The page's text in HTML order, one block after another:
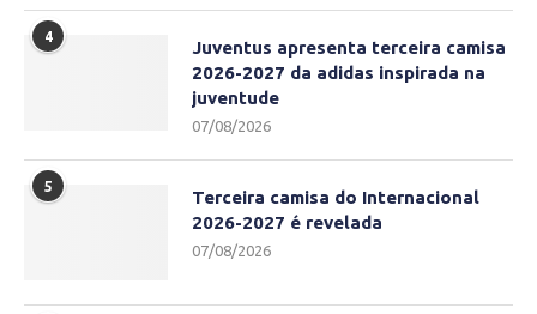
4
Juventus apresenta terceira camisa
2026-2027 da adidas inspirada na
juventude
07/08/2026
5
Terceira camisa do Internacional
2026-2027 é revelada
07/08/2026